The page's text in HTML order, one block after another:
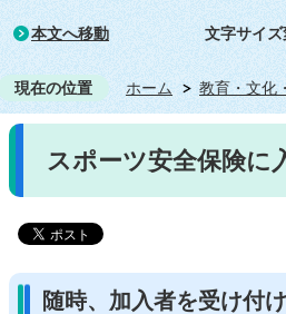
本文へ移動 文字サイズ
現在の位置 ホーム 教育・文化
スポーツ安全保険に
随時、加入者を受け付